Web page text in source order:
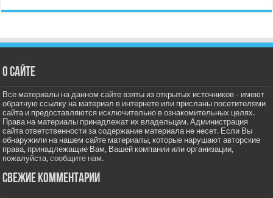
О сайте
Все материалы на данном сайте взяты из открытых источников - имеют
обратную ссылку на материал в интернете или присланы посетителями
сайта и предоставляются исключительно в ознакомительных целях.
Права на материалы принадлежат их владельцам. Администрация
сайта ответственности за содержание материала не несет. Если Вы
обнаружили на нашем сайте материалы, которые нарушают авторские
права, принадлежащие Вам, Вашей компании или организации,
пожалуйста,сообщите нам.
Свежие комментарии